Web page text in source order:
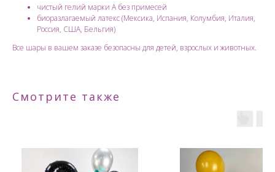
чистый гелий марки А без примесей
биоразлагаемый латекс (Мексика, Испания, Колумбия, Италия,
Россия, США, Бельгия)
Все шары в вашем заказе безопасны для детей, взрослых и животных.
Смотрите также